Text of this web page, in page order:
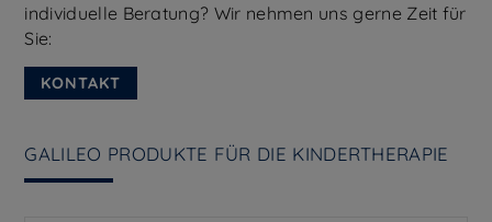
individuelle Beratung? Wir nehmen uns gerne Zeit für
Sie:
KONTAKT
GALILEO PRODUKTE FÜR DIE KINDERTHERAPIE